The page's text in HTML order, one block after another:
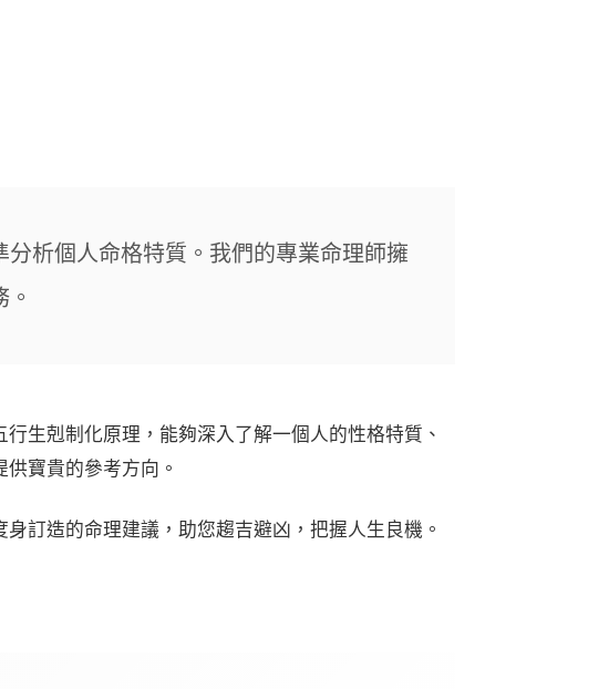
析個人命格特質。我們的專業命理師擁
生剋制化原理，能夠深入了解一個人的性格特質、
寶貴的參考方向。
訂造的命理建議，助您趨吉避凶，把握人生良機。